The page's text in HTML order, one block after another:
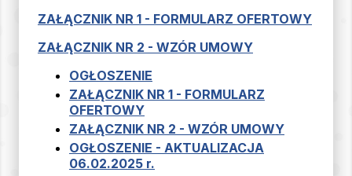
ZAŁĄCZNIK NR 1 - FORMULARZ OFERTOWY
ZAŁĄCZNIK NR 2 - WZÓR UMOWY
OGŁOSZENIE
ZAŁĄCZNIK NR 1 - FORMULARZ
OFERTOWY
ZAŁĄCZNIK NR 2 - WZÓR UMOWY
OGŁOSZENIE - AKTUALIZACJA
06.02.2025 r.